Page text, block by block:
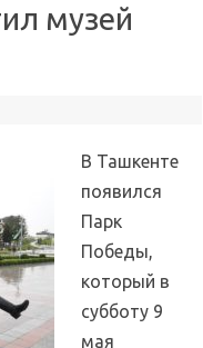
музей
В Ташкенте
появился
Парк
Победы,
который в
субботу 9
мая